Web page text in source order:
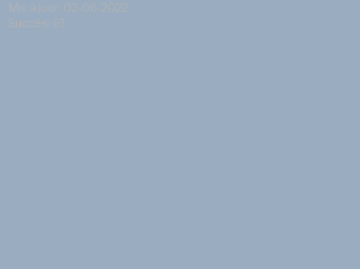
Mis à jour: 02-06-2022
Succès: 61